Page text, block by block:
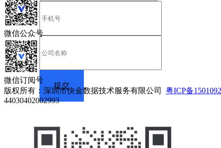
微信公众号
微信订阅号
版权所有：深圳市快金数据技术服务有限公司 粤ICP备
44030402002993